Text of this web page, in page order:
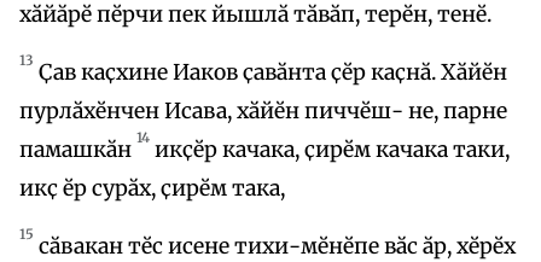
хӑйӑрӗ пӗрчи пек йышлӑ тӑвӑп, терӗн, тенӗ.
13 Ҫав каҫхине Иаков ҫавӑнта ҫӗр каҫнӑ. Хӑйӗн
пурлӑхӗнчен Исава, хӑйӗн пиччӗш- не, парне
памашкӑн 14 икҫӗр качака, ҫирӗм качака таки,
икҫ ӗр сурӑх, ҫирӗм така,
15 сӑвакан тӗс исене тихи-мӗнӗпе вӑс ӑр, хӗрӗх